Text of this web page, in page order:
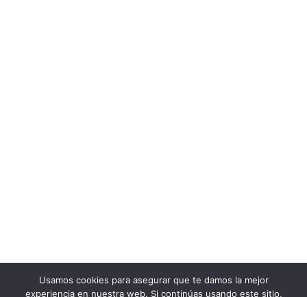
Usamos cookies para asegurar que te damos la mejor
experiencia en nuestra web. Si continúas usando este sitio,